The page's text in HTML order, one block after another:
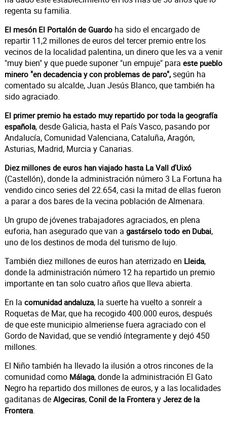
regenta su familia.
El mesón El Portalón de Guardo ha sido el encargado de
repartir 11,2 millones de euros del tercer premio entre los
vecinos de la localidad palentina, un dinero que les va a venir
"muy bien" y que puede suponer "un empuje" para este pueblo
minero "en decadencia y con problemas de paro",según ha
comentado su alcalde, Juan Jesús Blanco, que también ha
sido agraciado.
El primer premio ha estado muy repartido por toda la geografía
española, desde Galicia, hasta el País Vasco, pasando por
Andalucía, Comunidad Valenciana, Cataluña, Aragón,
Asturias, Madrid, Murcia y Canarias.
Diez millones de euros han viajado hasta La Vall d'Uixó
(Castellón), donde la administración número 3 La Fortuna ha
vendido cinco series del 22.654, casi la mitad de ellas fueron
a parar a dos bares de la vecina población de Almenara.
Un grupo de jóvenes trabajadores agraciados, en plena
euforia, han asegurado que van a gastárselo todo en Dubai,
uno de los destinos de moda del turismo de lujo.
También diez millones de euros han aterrizado en Lleida,
donde la administración número 12 ha repartido un premio
importante en tan solo cuatro años que lleva abierta.
En la comunidad andaluza, la suerte ha vuelto a sonreír a
Roquetas de Mar, que ha recogido 400.000 euros, después
de que este municipio almeriense fuera agraciado con el
Gordo de Navidad, que se vendió íntegramente y dejó 450
millones.
El Niño también ha llevado la ilusión a otros rincones de la
comunidad como Málaga, donde la administración El Gato
Negro ha repartido dos millones de euros, y a las localidades
gaditanas de Algeciras, Conil de la Fronteray Jerez de la
Frontera.